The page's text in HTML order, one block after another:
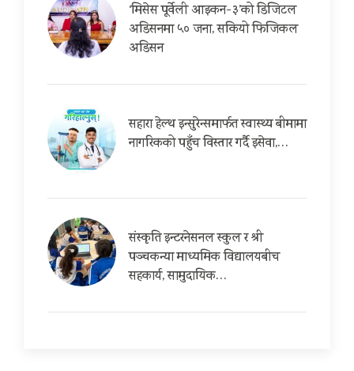
‘मिसेस पूर्वेली आइकन-३’को डिजिटल
अडिसनमा ५० जना, सकियो फिजिकल
अडिसन
सहारा हेल्थ इन्सुरेन्समार्फत स्वास्थ्य बीमामा
नागरिकको पहुँच विस्तार गर्दै इसेवा,…
संस्कृति इन्टरनेसनल स्कुल र श्री
पञ्चकन्या माध्यमिक विद्यालयबीच
सहकार्य, सामुदायिक…